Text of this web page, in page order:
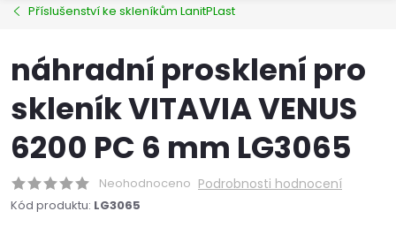
Příslušenství ke skleníkům LanitPLast
náhradní prosklení pro
skleník VITAVIA VENUS
6200 PC 6 mm LG3065
Neohodnoceno Podrobnosti hodnocení
Kód produktu: LG3065